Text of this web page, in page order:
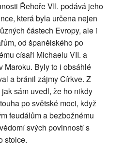
Řehoře VII. podává jeho
která byla určena nejen
částech Evropy, ale i
od španělského po
císaři Michaelu VII. a
Maroku. Byly to i obsáhlé
a bránil zájmy Církve. Z
sám uvedl, že ho nikdy
po světské moci, když
feudálům a bezbožnému
svých povinností s
stolce.